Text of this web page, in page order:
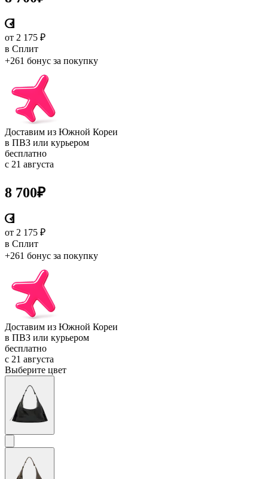
от 2 175 ₽
в Сплит
+261 бонус за покупку
Доставим из Южной Кореи
в ПВЗ или курьером
бесплатно
с 21 августа
8 700₽
от 2 175 ₽
в Сплит
+261 бонус за покупку
Доставим из Южной Кореи
в ПВЗ или курьером
бесплатно
с 21 августа
Выберите цвет